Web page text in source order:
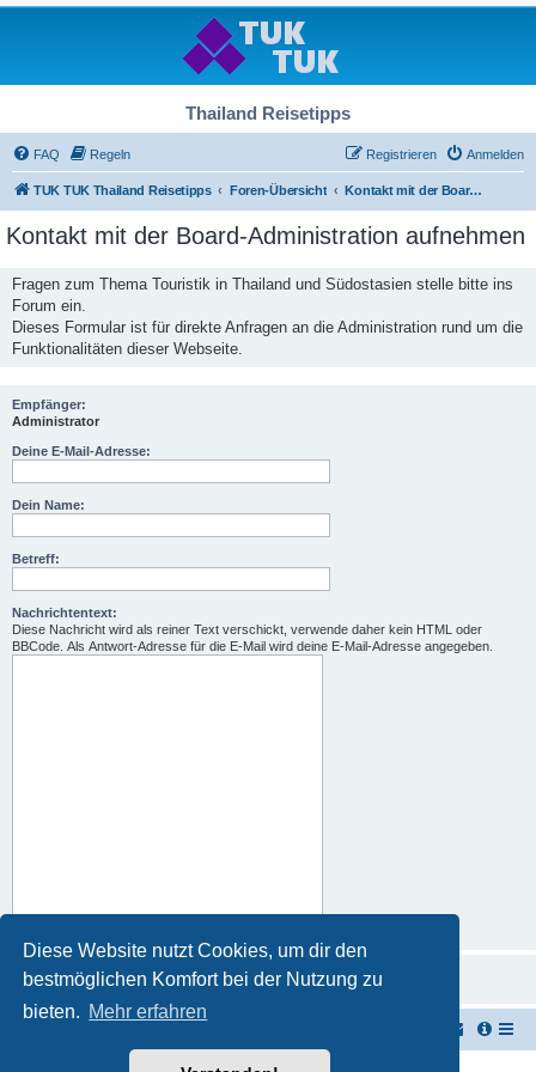
Diese Website nutzt Cookies, um dir den
bestmöglichen Komfort bei der Nutzung zu
bieten. Mehr erfahren
Thailand Reisetipps
FAQ Regeln Anmelden
Registrieren
TUK TUK Thailand Reisetipps Foren-Übersicht Kontakt mit der Board-Administration aufnehmen
Kontakt mit der Board-Administration aufnehmen
Fragen zum Thema Touristik in Thailand und Südostasien stelle bitte ins
Forum ein.
Dieses Formular ist für direkte Anfragen an die Administration rund um die
Funktionalitäten dieser Webseite.
Empfänger:
Administrator
Deine E-Mail-Adresse:
Dein Name:
Betreff:
Nachrichtentext:
Diese Nachricht wird als reiner Text verschickt, verwende daher kein HTML oder
BBCode. Als Antwort-Adresse für die E-Mail wird deine E-Mail-Adresse angegeben.